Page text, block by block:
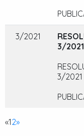
3/2021
3/2021
3/2021
«12»